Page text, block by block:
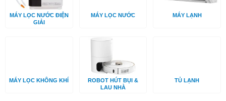
MÁY LỌC NƯỚC ĐIỆN
GIẢI
MÁY LỌC NƯỚC MÁY LẠNH
MÁY LỌC KHÔNG KHÍ
ROBOT HÚT BỤI &
LAU NHÀ
TỦ LẠNH